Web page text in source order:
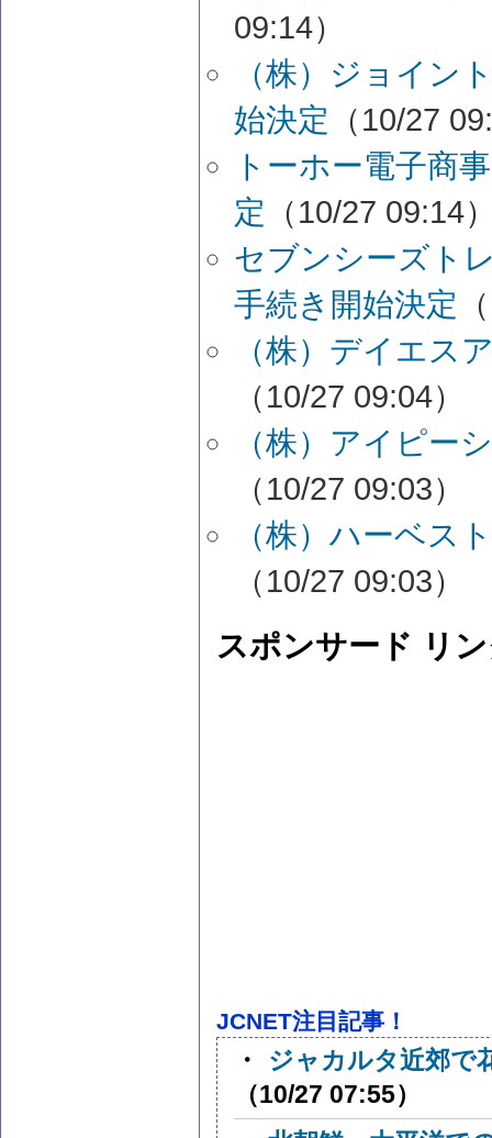
09:14）
（株）ジョイン
始決定 （10/27
トーホー電子商
定 （10/27 09:14
セブンシーズト
手続き開始決定
（株）デイエス
（10/27 09:04）
（株）アイピー
（10/27 09:03）
（株）ハーベス
（10/27 09:03）
スポンサード リ
JCNET注目記事！
・
ジャカルタ近郊
（10/27 07:55）